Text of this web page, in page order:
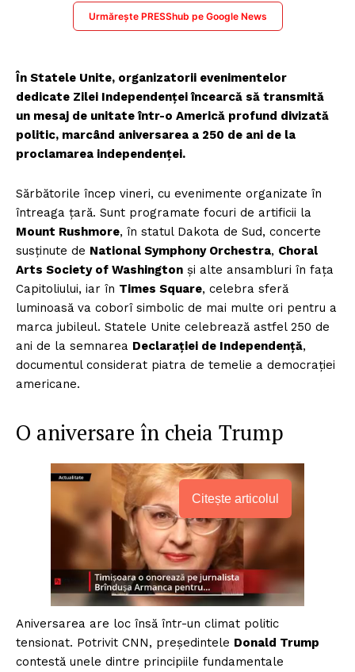
Urmărește PRESShub pe Google News
În Statele Unite, organizatorii evenimentelor
dedicate Zilei Independenței încearcă să transmită
un mesaj de unitate într-o Americă profund divizată
politic, marcând aniversarea a 250 de ani de la
proclamarea independenței.
Sărbătorile încep vineri, cu evenimente organizate în
întreaga țară. Sunt programate focuri de artificii la
Mount Rushmore, în statul Dakota de Sud, concerte
susținute de National Symphony Orchestra, Choral
Arts Society of Washington și alte ansambluri în fața
Capitoliului, iar în Times Square, celebra sferă
luminoasă va coborî simbolic de mai multe ori pentru a
marca jubileul. Statele Unite celebrează astfel 250 de
ani de la semnarea Declarației de Independență,
documentul considerat piatra de temelie a democrației
americane.
O aniversare în cheia Trump
Citește articolul
Aniversarea are loc însă într-un climat politic
tensionat. Potrivit CNN, președintele Donald Trump
contestă unele dintre principiile fundamentale